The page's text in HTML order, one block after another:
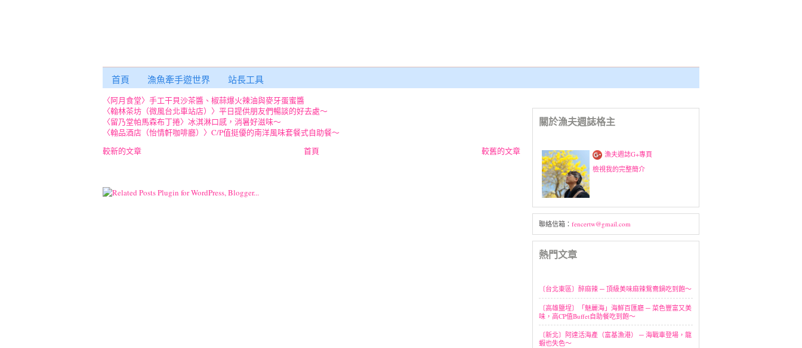
首頁 漁魚牽手遊世界 站長工具
〈阿月食堂〉手工干貝沙茶醬、椒蒜爆火辣油與麥牙蛋蜜醬
〈翰林茶坊（微風台北車站店）〉平日提供朋友們暢談的好去處～
〈留乃堂帕馬森布丁捲〉冰淇淋口感，消暑好滋味～
〈翰品酒店（怡情軒咖啡廳）〉C/P值挺優的南洋風味套餐式自助餐～
較新的文章
較舊的文章
首頁
關於漁夫週誌格主
漁夫週誌G+專頁
檢視我的完整簡介
聯絡信箱： fencertw@gmail.com
熱門文章
〔台北東區〕醉麻辣 ─ 頂級美味麻辣鴛鴦鍋吃到飽～
〔高雄鹽埕〕「魅麗海」海鮮百匯廳 ─ 菜色豐富又美
味，高CP值Buffet自助餐吃到飽～
〔新北〕阿達活海產（富基漁港） ─ 海戰車登場，龍
蝦也失色～